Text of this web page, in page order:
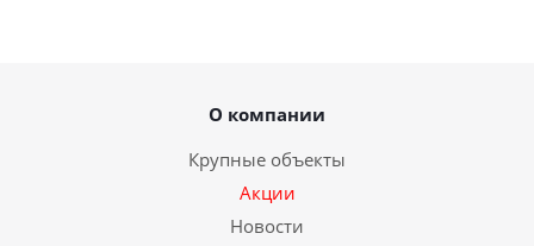
О компании
Крупные объекты
Акции
Новости